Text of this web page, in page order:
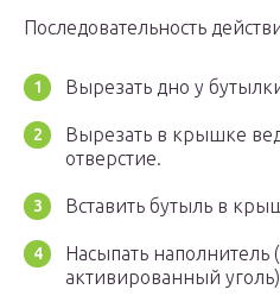
Последовательность
Вырезать дно у
Вырезать в крышке
отверстие.
Вставить бутыль в
Насыпать наполнитель
активированный